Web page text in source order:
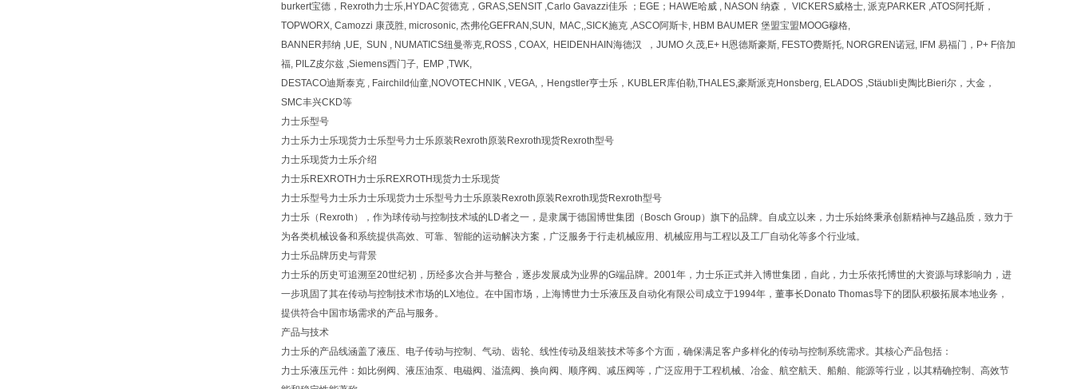
burkert宝德，Rexroth力士乐,HYDAC贺德克，GRAS,SENSIT ,Carlo Gavazzi佳乐 ；EGE；HAWE哈威 , NASON 纳森， VICKERS威格士, 派克PARKER ,ATOS阿托斯，
TOPWORX, Camozzi 康茂胜, microsonic, 杰弗伦GEFRAN,SUN, MAC,,SICK施克 ,ASCO阿斯卡, HBM BAUMER 堡盟宝盟MOOG穆格,
BANNER邦纳 ,UE, SUN , NUMATICS纽曼蒂克,ROSS , COAX, HEIDENHAIN海德汉 ，JUMO 久茂,E+ H恩德斯豪斯, FESTO费斯托, NORGREN诺冠, IFM 易福门，P+ F倍加
福, PILZ皮尔兹 ,Siemens西门子, EMP ,TWK,
DESTACO迪斯泰克 , Fairchild仙童,NOVOTECHNIK , VEGA,，Hengstler亨士乐，KUBLER库伯勒,THALES,豪斯派克Honsberg, ELADOS ,Stäubli史陶比Bieri尔，大金，
SMC丰兴CKD等
力士乐型号
力士乐力士乐现货力士乐型号力士乐原装Rexroth原装Rexroth现货Rexroth型号
力士乐现货力士乐介绍
力士乐REXROTH力士乐REXROTH现货力士乐现货
力士乐型号力士乐力士乐现货力士乐型号力士乐原装Rexroth原装Rexroth现货Rexroth型号
力士乐（Rexroth），作为球传动与控制技术域的LD者之一，是隶属于德国博世集团（Bosch Group）旗下的品牌。自成立以来，力士乐始终秉承创新精神与Z越品质，致力于
为各类机械设备和系统提供高效、可靠、智能的运动解决方案，广泛服务于行走机械应用、机械应用与工程以及工厂自动化等多个行业域。
力士乐品牌历史与背景
力士乐的历史可追溯至20世纪初，历经多次合并与整合，逐步发展成为业界的G端品牌。2001年，力士乐正式并入博世集团，自此，力士乐依托博世的大资源与球影响力，进
一步巩固了其在传动与控制技术市场的LX地位。在中国市场，上海博世力士乐液压及自动化有限公司成立于1994年，董事长Donato Thomas导下的团队积极拓展本地业务，
提供符合中国市场需求的产品与服务。
产品与技术
力士乐的产品线涵盖了液压、电子传动与控制、气动、齿轮、线性传动及组装技术等多个方面，确保满足客户多样化的传动与控制系统需求。其核心产品包括：
力士乐液压元件：如比例阀、液压油泵、电磁阀、溢流阀、换向阀、顺序阀、减压阀等，广泛应用于工程机械、冶金、航空航天、船舶、能源等行业，以其精确控制、高效节